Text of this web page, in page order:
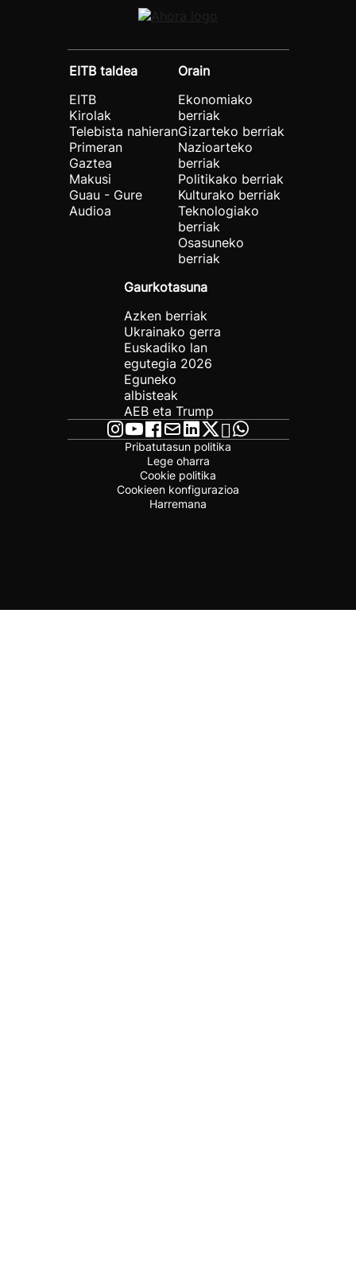
EITB taldea
EITB
Kirolak
Telebista nahieran
Primeran
Gaztea
Makusi
Guau - Gure
Audioa
Orain
Ekonomiako
berriak
Gizarteko berriak
Nazioarteko
berriak
Politikako berriak
Kulturako berriak
Teknologiako
berriak
Osasuneko
berriak
Gaurkotasuna
Azken berriak
Ukrainako gerra
Euskadiko lan
egutegia 2026
Eguneko
albisteak
AEB eta Trump
Pribatutasun politika
Lege oharra
Cookie politika
Cookieen konfigurazioa
Harremana